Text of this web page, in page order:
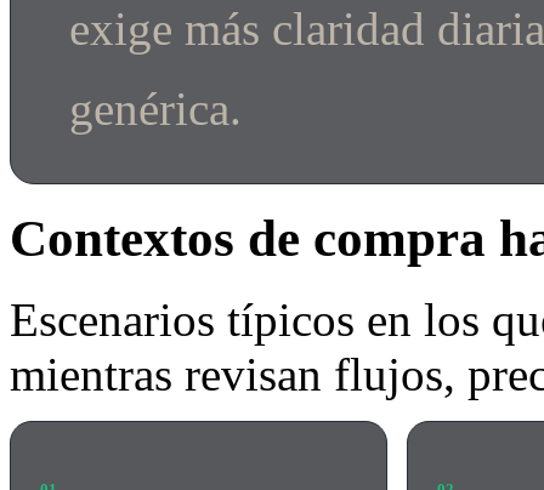
exige más claridad
genérica.
Contextos de compra
Escenarios típicos en los
mientras revisan flujos,